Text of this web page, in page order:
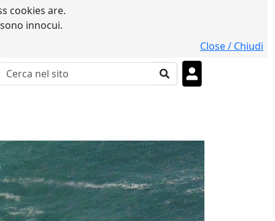
cookies are.
innocui.
Close / Chiudi